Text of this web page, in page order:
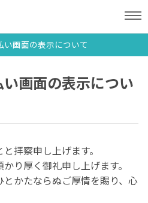
い画面の表示について
画面の表示につい
拝察申し上げます。
り厚く御礼申し上げます。
かたならぬご厚情を賜り、心